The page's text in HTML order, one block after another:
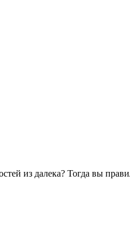
из далека? Тогда вы